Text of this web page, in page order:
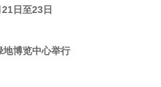
日至23日
地博览中心举行